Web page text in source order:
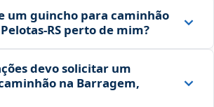
um guincho para caminhão
perto de mim?
devo solicitar um
na Barragem,